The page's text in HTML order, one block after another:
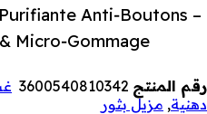
Anti‑Boutons –
Micro‑Gommage
رقم المنتج 3600540810342
دهنية, مزيل بثور